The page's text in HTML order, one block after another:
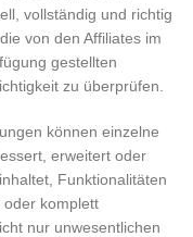
vollständig und richtig
von den Affiliates im
gestellten
zu überprüfen.
können einzelne
erweitert oder
Funktionalitäten
oder komplett
nur unwesentlichen